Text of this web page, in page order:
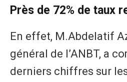
Près de 72% de taux
En effet, M.Abdelatif
général de l’ANBT, a
derniers chiffres sur